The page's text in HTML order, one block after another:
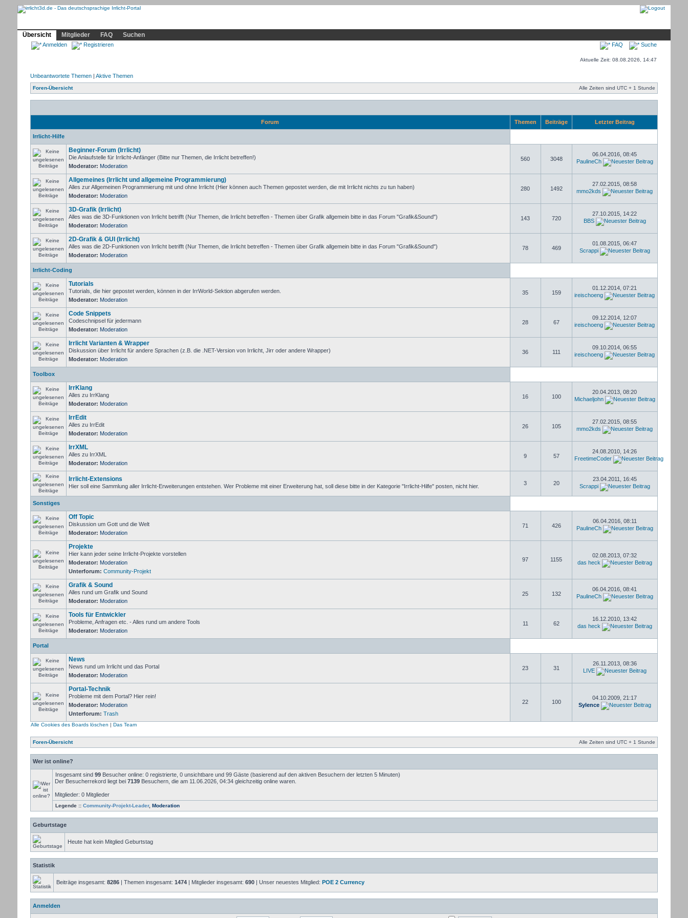
Übersicht
Mitglieder FAQ Suchen
Anmelden Registrieren FAQ Suche
Aktuelle Zeit: 08.08.2026, 14:47
Unbeantwortete Themen| Aktive Themen
Foren-Übersicht Alle Zeiten sind UTC + 1 Stunde
Forum Themen Beiträge Letzter Beitrag
Irrlicht-Hilfe
Beginner-Forum (Irrlicht)
Die Anlaufstelle für Irrlicht-Anfänger (Bitte nur Themen, die Irrlicht betreffen!)
Moderator: Moderation
560 3048
06.04.2016, 08:45
PaulineCh
Allgemeines (Irrlicht und allgemeine Programmierung)
Alles zur Allgemeinen Programmierung mit und ohne Irrlicht (Hier können auch Themen gepostet werden, die mit Irrlicht nichts zu tun haben)
Moderator: Moderation
280 1492
27.02.2015, 08:58
mmo2kds
3D-Grafik (Irrlicht)
Alles was die 3D-Funktionen von Irrlicht betrifft (Nur Themen, die Irrlicht betreffen - Themen über Grafik allgemein bitte in das Forum "Grafik&Sound")
Moderator: Moderation
143 720
27.10.2015, 14:22
BBS
2D-Grafik & GUI (Irrlicht)
Alles was die 2D-Funktionen von Irrlicht betrifft (Nur Themen, die Irrlicht betreffen - Themen über Grafik allgemein bitte in das Forum "Grafik&Sound")
Moderator: Moderation
78 469
01.08.2015, 06:47
Scrappi
Irrlicht-Coding
Tutorials
Tutorials, die hier gepostet werden, können in der IrrWorld-Sektion abgerufen werden.
Moderator: Moderation
35 159
01.12.2014, 07:21
ireischoeng
Code Snippets
Codeschnipsel für jedermann
Moderator: Moderation
28 67
09.12.2014, 12:07
ireischoeng
Irrlicht Varianten & Wrapper
Diskussion über Irrlicht für andere Sprachen (z.B. die .NET-Version von Irrlicht, Jirr oder andere Wrapper)
Moderator: Moderation
36 111
09.10.2014, 06:55
ireischoeng
Toolbox
IrrKlang
Alles zu IrrKlang
Moderator: Moderation
16 100
20.04.2013, 08:20
Michaeljohn
IrrEdit
Alles zu IrrEdit
Moderator: Moderation
26 105
27.02.2015, 08:55
mmo2kds
IrrXML
Alles zu IrrXML
Moderator: Moderation
9 57
24.08.2010, 14:26
FreetimeCoder
Irrlicht-Extensions
Hier soll eine Sammlung aller Irrlicht-Erweiterungen entstehen. Wer Probleme mit einer Erweiterung hat, soll diese bitte in der Kategorie "Irrlicht-Hilfe" posten, nicht hier. 3 20
23.04.2011, 16:45
Scrappi
Sonstiges
Off Topic
Diskussion um Gott und die Welt
Moderator: Moderation
71 426
06.04.2016, 08:11
PaulineCh
Projekte
Hier kann jeder seine Irrlicht-Projekte vorstellen
Moderator: Moderation
Unterforum: Community-Projekt
97 1155
02.08.2013, 07:32
das heck
Grafik & Sound
Alles rund um Grafik und Sound
Moderator: Moderation
25 132
06.04.2016, 08:41
PaulineCh
Tools für Entwickler
Probleme, Anfragen etc. - Alles rund um andere Tools
Moderator: Moderation
11 62
16.12.2010, 13:42
das heck
Portal
News
News rund um Irrlicht und das Portal
Moderator: Moderation
23 31
26.11.2013, 08:36
LIVE
Portal-Technik
Probleme mit dem Portal? Hier rein!
Moderator: Moderation
Unterforum: Trash
22 100
04.10.2009, 21:17
Sylence
Alle Cookies des Boards löschen | Das Team
Foren-Übersicht Alle Zeiten sind UTC + 1 Stunde
Wer ist online?
Insgesamt sind 99Besucher online: 0 registrierte, 0 unsichtbare und 99 Gäste (basierend auf den aktiven Besuchern der letzten 5 Minuten)
Der Besucherrekord liegt bei 7139Besuchern, die am 11.06.2026, 04:34 gleichzeitig online waren.
Mitglieder: 0 Mitglieder
Legende :: Community-Projekt-Leader, Moderation
Geburtstage
Heute hat kein Mitglied Geburtstag
Statistik
Beiträge insgesamt: 8286| Themen insgesamt: 1474| Mitglieder insgesamt: 690| Unser neuestes Mitglied: POE 2 Currency
Anmelden